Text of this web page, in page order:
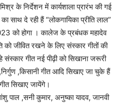
के निर्देशन में कार्यशाला प्रारंभ की गई
साथ दे रही हैं “लोकगायिका प्रीति लाल”
को होगा । कालेज के प्रबंधक महादेव
को जीवित रखने के लिए संस्कार गीतों की
गीत नई पीढ़ी को सिखाना जरूरी
,किसानी गीत आदि सिखाए जा चुके हैं
सिखाए जायेंगे।
पाल ,सनी कुमार, अनुष्का यादव, जानवी